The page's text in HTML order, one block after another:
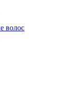
волос